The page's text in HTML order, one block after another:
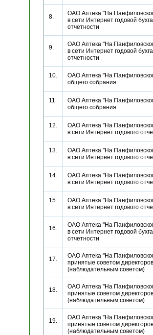
8.
ОАО Аптека "На
в сети Интернет годовой
отчетности
9.
ОАО Аптека "На
в сети Интернет годовой
отчетности
10.
ОАО Аптека "На
общего собрания
11.
ОАО Аптека "На
общего собрания
12.
ОАО Аптека "На
в сети Интернет годового
13.
ОАО Аптека "На
в сети Интернет годового
14.
ОАО Аптека "На
в сети Интернет годового
15.
ОАО Аптека "На
в сети Интернет годового
16.
ОАО Аптека "На
в сети Интернет годовой
отчетности
17.
ОАО Аптека "На
принятые советом директоров
(наблюдательным советом)
18.
ОАО Аптека "На
принятые советом директоров
(наблюдательным советом)
19.
ОАО Аптека "На
принятые советом директоров
(наблюдательным советом)